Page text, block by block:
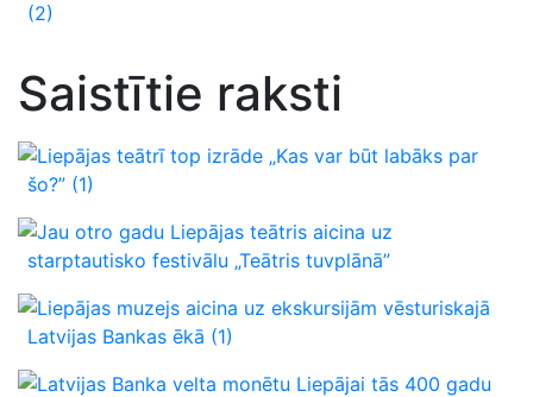
(2)
Saistītie raksti
Liepājas teātrī top izrāde „Kas var būt labāks par
šo?” (1)
Jau otro gadu Liepājas teātris aicina uz
starptautisko festivālu „Teātris tuvplānā”
Liepājas muzejs aicina uz ekskursijām vēsturiskajā
Latvijas Bankas ēkā (1)
Latvijas Banka velta monētu Liepājai tās 400 gadu